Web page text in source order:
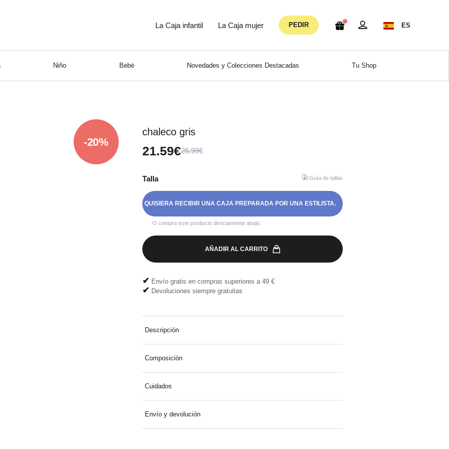
La Caja infantil La Caja mujer PEDIR ES
Niño Bebé Novedades y Colecciones Destacadas Tu Shop
-20%
chaleco gris
21.59€26.99€
Talla Guía de tallas
QUISIERA RECIBIR UNA CAJA PREPARADA POR UNA ESTILISTA.
O compra este producto directamente abajo.
AÑADIR AL CARRITO
✔ Envío gratis en compras superiores a 49 €
✔ Devoluciones siempre gratuitas
Descripción
bolsillos delanteros
Composición
Cuidados
Envío y devolución